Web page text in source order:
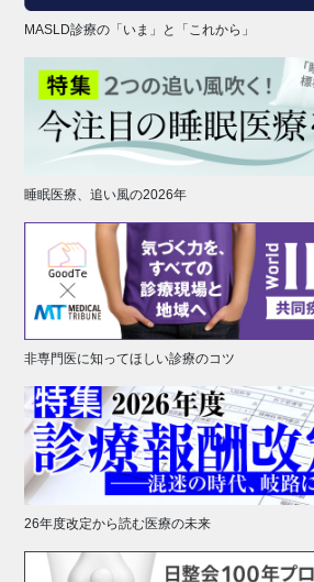
MASLD診療の「いま」と「これから」
睡眠医療、追い風の2026年
非専門医に知ってほしい診療のコツ
26年度改定から読む医療の未来